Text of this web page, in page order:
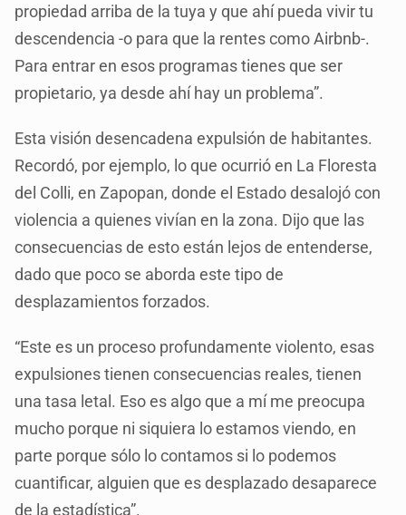
propiedad arriba de la tuya y que ahí pueda vivir tu
descendencia -o para que la rentes como Airbnb-.
Para entrar en esos programas tienes que ser
propietario, ya desde ahí hay un problema”.
Esta visión desencadena expulsión de habitantes.
Recordó, por ejemplo, lo que ocurrió en La Floresta
del Colli, en Zapopan, donde el Estado desalojó con
violencia a quienes vivían en la zona. Dijo que las
consecuencias de esto están lejos de entenderse,
dado que poco se aborda este tipo de
desplazamientos forzados.
“Este es un proceso profundamente violento, esas
expulsiones tienen consecuencias reales, tienen
una tasa letal. Eso es algo que a mí me preocupa
mucho porque ni siquiera lo estamos viendo, en
parte porque sólo lo contamos si lo podemos
cuantificar, alguien que es desplazado desaparece
de la estadística”.